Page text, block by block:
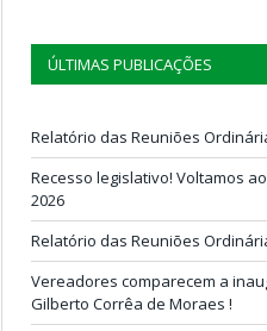
ÚLTIMAS PUBLICAÇÕES
Relatório das Reuniões
Recesso legislativo! Voltamos
2026
Relatório das Reuniões
Vereadores comparecem a
Gilberto Corrêa de Moraes !